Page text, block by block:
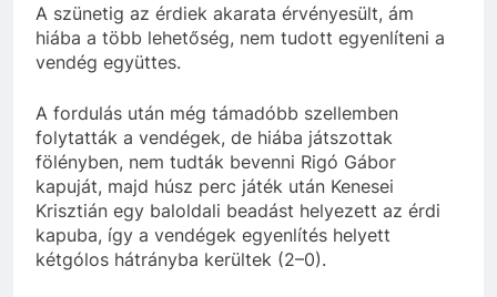
A szünetig az érdiek akarata érvényesült, ám
hiába a több lehetőség, nem tudott egyenlíteni a
vendég együttes.
A fordulás után még támadóbb szellemben
folytatták a vendégek, de hiába játszottak
fölényben, nem tudták bevenni Rigó Gábor
kapuját, majd húsz perc játék után Kenesei
Krisztián egy baloldali beadást helyezett az érdi
kapuba, így a vendégek egyenlítés helyett
kétgólos hátrányba kerültek (2–0).